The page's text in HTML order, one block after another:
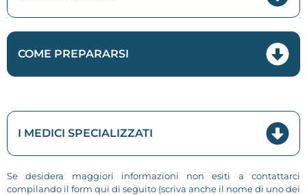
COME PREPARARSI
I MEDICI SPECIALIZZATI
Se desidera maggiori informazioni non esiti a contattarci
compilando il form qui di seguito (scriva anche il nome di uno dei